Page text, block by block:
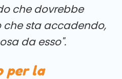
che dovrebbe
sta accadendo,
da esso".
per la